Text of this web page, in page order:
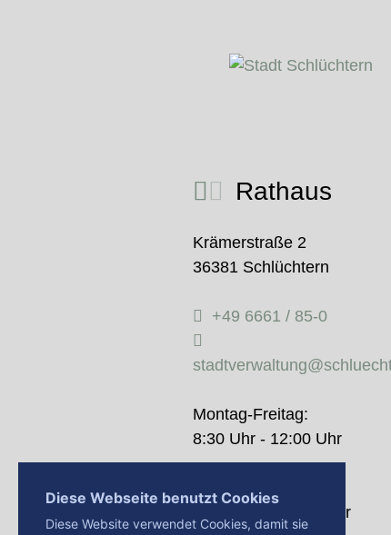
Rathaus
Krämerstraße 2
36381 Schlüchtern
+49 6661 / 85-0
Montag-Freitag:
8:30 Uhr - 12:00 Uhr
Donnerstag:
14:00 Uhr - 18:00 Uhr
Diese Webseite benutzt Cookies
Diese Website verwendet Cookies, damit sie